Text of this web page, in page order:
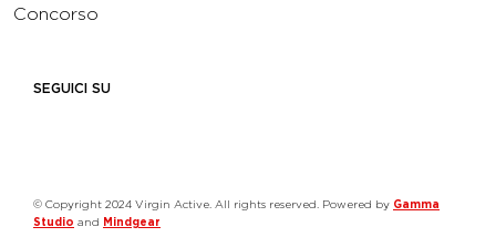
Concorso
SEGUICI SU
© Copyright 2024 Virgin Active. All rights reserved. Powered by Gamma
Studio and Mindgear